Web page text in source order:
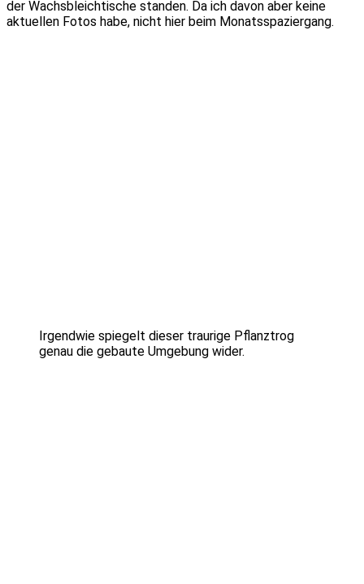
der Wachsbleichtische standen. Da ich davon aber keine
aktuellen Fotos habe, nicht hier beim Monatsspaziergang.
Irgendwie spiegelt dieser traurige Pflanztrog
genau die gebaute Umgebung wider.